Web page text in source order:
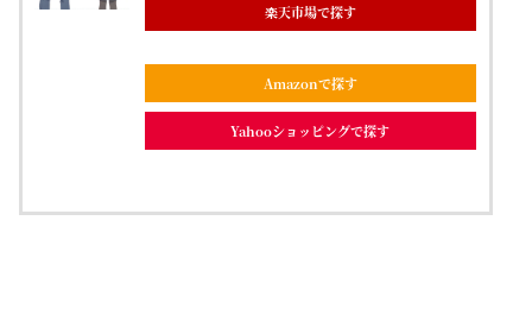
楽天市場で探す
Amazonで探す
Yahooショッピングで探す